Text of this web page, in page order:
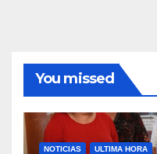
You missed
NOTICIAS ULTIMA HORA